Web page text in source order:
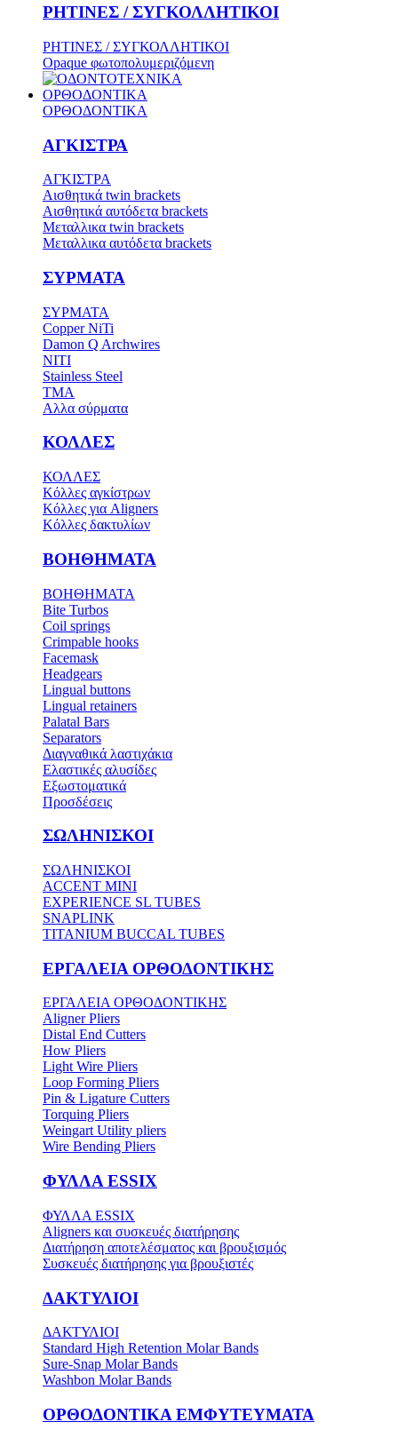
ΡΗΤΙΝΕΣ / ΣΥΓΚΟΛΛΗΤΙΚΟΙ
ΡΗΤΙΝΕΣ / ΣΥΓΚΟΛΛΗΤΙΚΟΙ
Opaque φωτοπολυμεριζόμενη
ΟΡΘΟΔΟΝΤΙΚΑ
ΟΡΘΟΔΟΝΤΙΚΑ
ΑΓΚΙΣΤΡΑ
ΑΓΚΙΣΤΡΑ
Aισθητικά twin brackets
Αισθητικά αυτόδετα brackets
Μεταλλικα twin brackets
Μεταλλικα αυτόδετα brackets
ΣΥΡΜΑΤΑ
ΣΥΡΜΑΤΑ
Copper NiTi
Damon Q Archwires
NITI
Stainless Steel
TMA
Αλλα σύρματα
ΚΟΛΛΕΣ
ΚΟΛΛΕΣ
Κόλλες αγκίστρων
Κόλλες για Aligners
Κόλλες δακτυλίων
ΒΟΗΘΗΜΑΤΑ
ΒΟΗΘΗΜΑΤΑ
Bite Turbos
Coil springs
Crimpable hooks
Facemask
Headgears
Lingual buttons
Lingual retainers
Palatal Bars
Separators
Διαγναθικά λαστιχάκια
Ελαστικές αλυσίδες
Εξωστοματικά
Προσδέσεις
ΣΩΛΗΝΙΣΚΟΙ
ΣΩΛΗΝΙΣΚΟΙ
ACCENT MINI
EXPERIENCE SL TUBES
SNAPLINK
TITANIUM BUCCAL TUBES
ΕΡΓΑΛΕΙΑ ΟΡΘΟΔΟΝΤΙΚΗΣ
ΕΡΓΑΛΕΙΑ ΟΡΘΟΔΟΝΤΙΚΗΣ
Aligner Pliers
Distal End Cutters
How Pliers
Light Wire Pliers
Loop Forming Pliers
Pin & Ligature Cutters
Torquing Pliers
Weingart Utility pliers
Wire Bending Pliers
ΦΥΛΛΑ ESSIX
ΦΥΛΛΑ ESSIX
Aligners και συσκευές διατήρησης
Διατήρηση αποτελέσματος και βρουξισμός
Συσκευές διατήρησης για βρουξιστές
ΔΑΚΤΥΛΙΟΙ
ΔΑΚΤΥΛΙΟΙ
Standard High Retention Molar Bands
Sure-Snap Molar Bands
Washbon Molar Bands
ΟΡΘΟΔΟΝΤΙΚΑ ΕΜΦΥΤΕΥΜΑΤΑ